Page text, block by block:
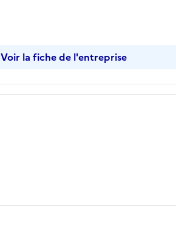
Voir la fiche de l'entreprise